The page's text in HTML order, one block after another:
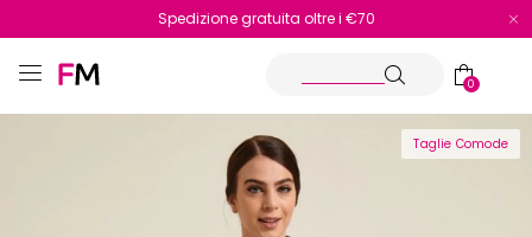
Reso facile e veloce
Spedizione gratuita oltre i €70
0
Taglie Comode